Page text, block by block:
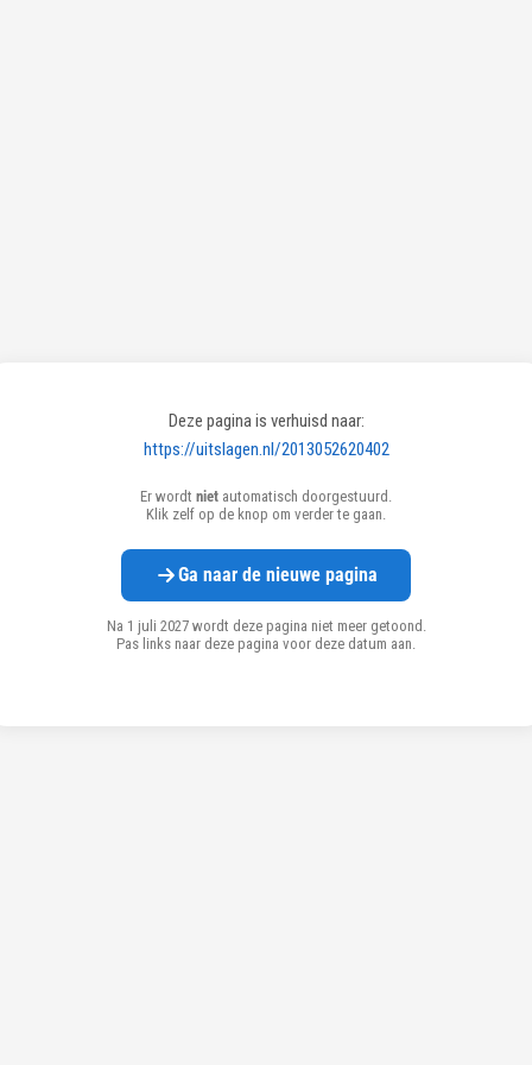
Deze pagina is verhuisd naar:
https://uitslagen.nl/2013052620402
Er wordt niet automatisch doorgestuurd.
Klik zelf op de knop om verder te gaan.
Ga naar de nieuwe pagina
Na 1 juli 2027 wordt deze pagina niet meer getoond.
Pas links naar deze pagina voor deze datum aan.